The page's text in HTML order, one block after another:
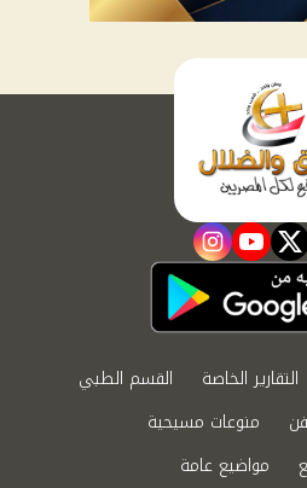
twitter
youtube
instagram
التقارير الخاصة
القسم الطبي
منوعات مسيحية
مواضيع عامة